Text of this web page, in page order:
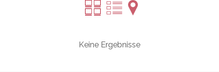
Keine Ergebnisse